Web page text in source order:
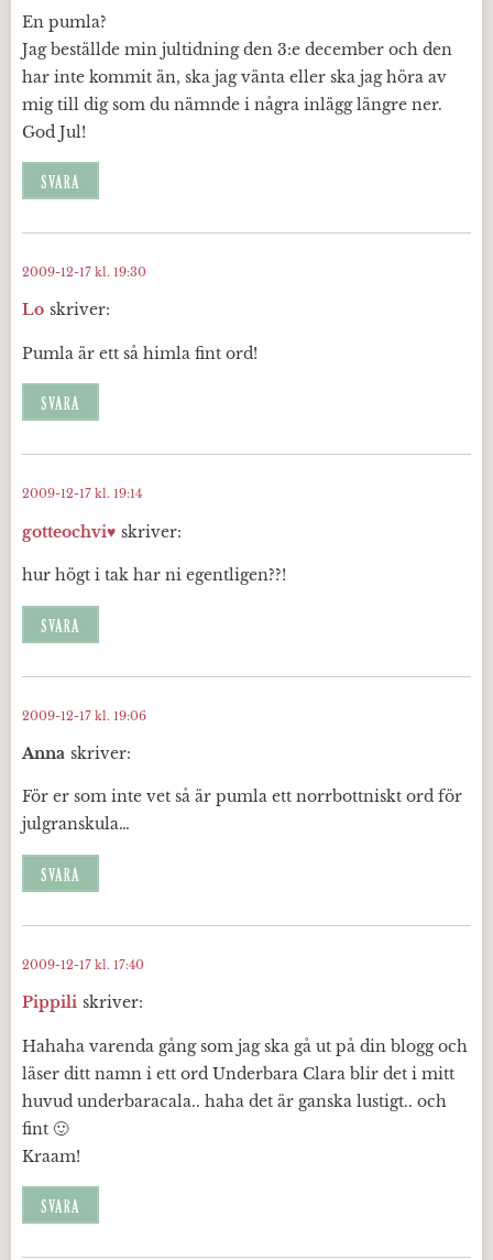
En pumla?
Jag beställde min jultidning den 3:e december och den
har inte kommit än, ska jag vänta eller ska jag höra av
mig till dig som du nämnde i några inlägg längre ner.
God Jul!
SVARA
Lo skriver:
2009-12-17 kl. 19:30
Pumla är ett så himla fint ord!
SVARA
gotteochvi♥ skriver:
2009-12-17 kl. 19:14
hur högt i tak har ni egentligen??!
SVARA
Anna skriver:
2009-12-17 kl. 19:06
För er som inte vet så är pumla ett norrbottniskt ord för
julgranskula…
SVARA
Pippili skriver:
2009-12-17 kl. 17:40
Hahaha varenda gång som jag ska gå ut på din blogg och
läser ditt namn i ett ord Underbara Clara blir det i mitt
huvud underbaracala.. haha det är ganska lustigt.. och
fint 🙂
Kraam!
SVARA